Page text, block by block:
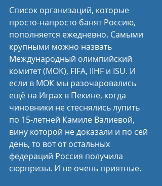
Список организаций, которые
просто-напросто банят Россию,
пополняется ежедневно. Самыми
крупными можно назвать
Международный олимпийский
комитет (МОК), FIFA, IIHF и ISU. И
если в МОК мы разочаровались
ещё на Играх в Пекине, когда
чиновники не стеснялись лупить
по 15-летней Камиле Валиевой,
вину которой не доказали и по сей
день, то вот от остальных
федераций Россия получила
сюрпризы. И не очень приятные.